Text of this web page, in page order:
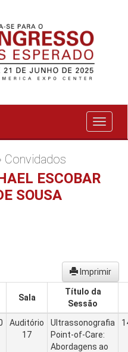
Exibir
menu
Convidados
ESCOBAR
SOUSA
Imprimir
Sala
Título da
Sessão
Auditório
17
Ultrassonografia
Point-of-Care:
Abordagens ao